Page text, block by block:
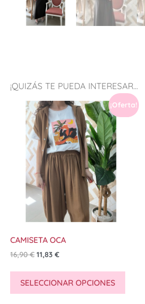
¡QUIZÁS TE PUEDA INTERESAR...
¡Oferta!
CAMISETA OCA
16,90€ 11,83 €
SELECCIONAR OPCIONES